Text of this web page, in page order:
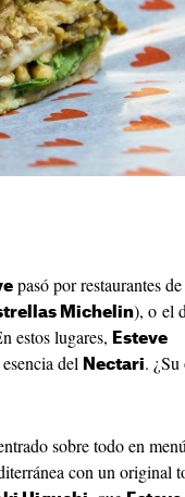
pasó por restaurantes de
Michelin), o el
estos lugares, Esteve
del Nectari. ¿Su
sobre todo en
con un original